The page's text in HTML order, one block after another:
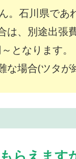
。石川県であ
、別途出張
となります。
な場合(ツタが